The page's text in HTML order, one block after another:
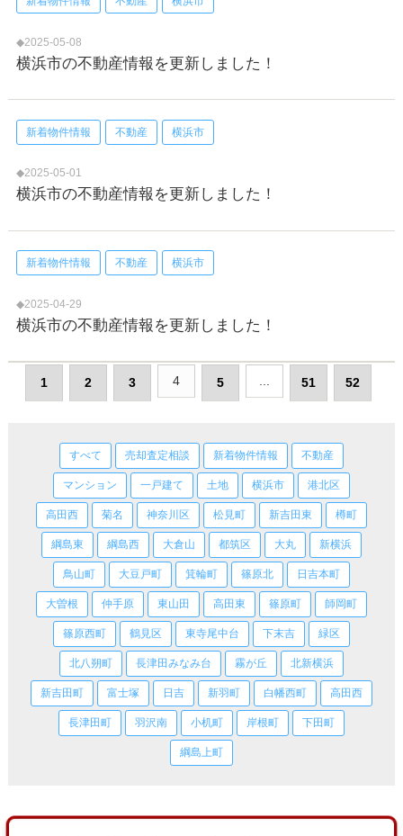
◆2025-05-08
横浜市の不動産情報を更新しました！
新着物件情報 不動産 横浜市
◆2025-05-01
横浜市の不動産情報を更新しました！
新着物件情報 不動産 横浜市
◆2025-04-29
横浜市の不動産情報を更新しました！
1 2 3 4 5 ... 51 52
すべて 売却査定相談 新着物件情報 不動産
マンション 一戸建て 土地 横浜市 港北区
高田西 菊名 神奈川区 松見町 新吉田東 樽町
綱島東 綱島西 大倉山 都筑区 大丸 新横浜
鳥山町 大豆戸町 箕輪町 篠原北 日吉本町
大曽根 仲手原 東山田 高田東 篠原町 師岡町
篠原西町 鶴見区 東寺尾中台 下末吉 緑区
北八朔町 長津田みなみ台 霧が丘 北新横浜
新吉田町 富士塚 日吉 新羽町 白幡西町 高田西
長津田町 羽沢南 小机町 岸根町 下田町
綱島上町